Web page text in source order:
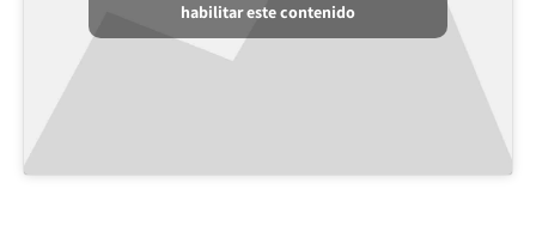
habilitar este contenido